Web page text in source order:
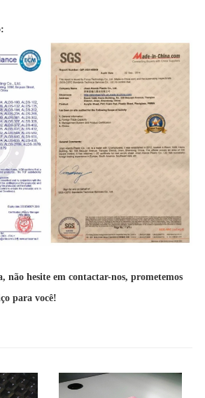
não hesite em contactar-nos, prometemos
para você!